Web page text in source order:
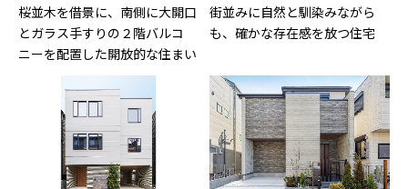
桜並木を借景に、南側に大開口
とガラス手すりの２階バルコ
ニーを配置した開放的な住まい
街並みに自然と馴染みながら
も、確かな存在感を放つ住宅